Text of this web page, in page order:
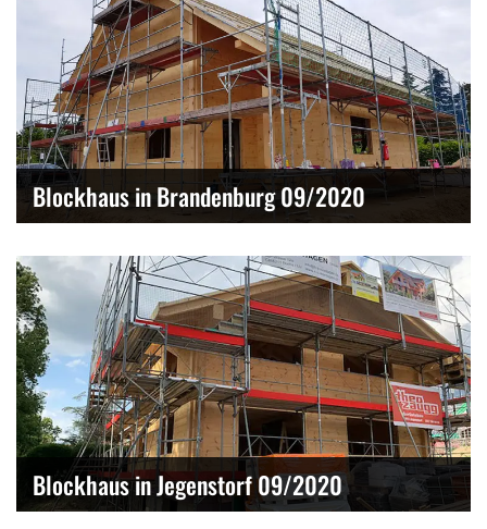
Blockhaus in Brandenburg 09/2020
Blockhaus in Jegenstorf 09/2020